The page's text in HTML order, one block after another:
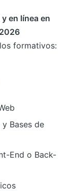
en línea en
formativos:
Bases de
End o Back-